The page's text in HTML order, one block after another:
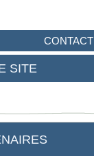
CONTACT
SITE